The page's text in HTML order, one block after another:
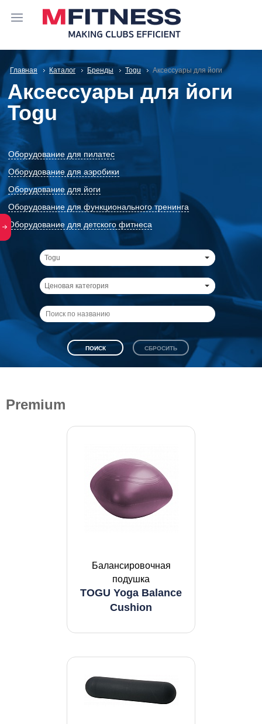
Главная Каталог Бренды Togu Аксессуары для йоги
Аксессуары для йоги
Togu
Оборудование для пилатес
Оборудование для аэробики
Оборудование для йоги
Оборудование для функционального тренинга
Оборудование для детского фитнеса
Togu
Ценовая категория
Premium
Балансировочная
подушка
TOGU Yoga Balance
Cushion